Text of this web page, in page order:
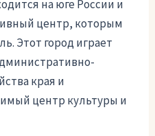
на юге России и
центр, которым
Этот город играет
края и
центр культуры и